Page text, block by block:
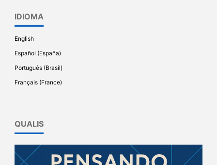
IDIOMA
English
Español (España)
Português (Brasil)
Français (France)
QUALIS